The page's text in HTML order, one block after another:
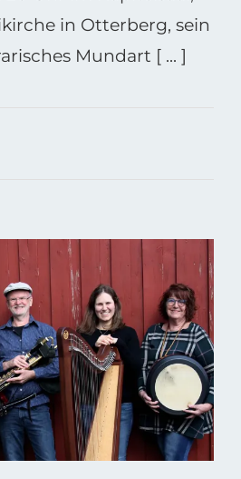
in Otterberg, sein
Mundart [ ... ]